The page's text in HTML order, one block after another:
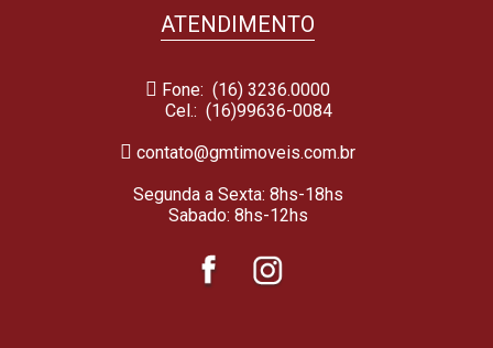
ATENDIMENTO
Fone: (16) 3236.0000
Cel.:(16)99636-0084
contato@gmtimoveis.com.br
Segunda a Sexta: 8hs-18hs
Sabado: 8hs-12hs